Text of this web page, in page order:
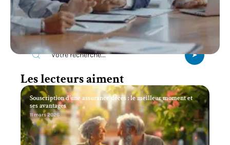
Recherche
Les lecteurs aiment
Souscription d’une assurance décès : le meilleur moment et
ses avantages
11 mars 2026